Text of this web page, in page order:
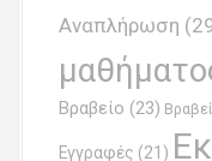
Αναπλήρωση
Βραβείο (23)
Εγγραφές (21)